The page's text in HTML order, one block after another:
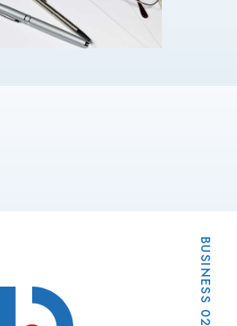
BUSINESS 02